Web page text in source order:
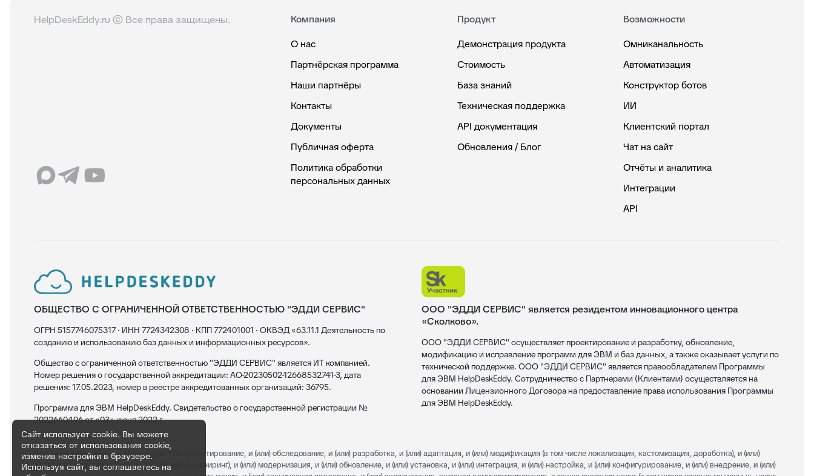
HelpDeskEddy.ru © Все права защищены.
Компания
О нас
Партнёрская программа
Наши партнёры
Контакты
Документы
Публичная оферта
Политика обработки
персональных данных
Продукт
Демонстрация продукта
Стоимость
База знаний
Техническая поддержка
API документация
Обновления / Блог
Возможности
Омниканальность
Автоматизация
Конструктор ботов
ИИ
Клиентский портал
Чат на сайт
Отчёты и аналитика
Интеграции
API
ОБЩЕСТВО С ОГРАНИЧЕННОЙ ОТВЕТСТВЕННОСТЬЮ "ЭДДИ СЕРВИС"
ОГРН 5157746075317 · ИНН 7724342308 · КПП 772401001 · ОКВЭД «63.11.1 Деятельность по
созданию и использованию баз данных и информационных ресурсов».
Общество с ограниченной ответственностью "ЭДДИ СЕРВИС" является ИТ компанией.
Номер решения о государственной аккредитации: АО-20230502-12668532741-3, дата
решения: 17.05.2023, номер в реестре аккредитованных организаций: 36795.
Программа для ЭВМ HelpDeskEddy. Свидетельство о государственной регистрации №
2022660496 от «03» июня 2022 г.
ООО "ЭДДИ СЕРВИС" является резидентом инновационного центра
«Сколково».
ООО "ЭДДИ СЕРВИС" осуществляет проектирование и разработку, обновление,
модификацию и исправление программ для ЭВМ и баз данных, а также оказывает услуги по
технической поддержке. ООО "ЭДДИ СЕРВИС" является правообладателем Программы
для ЭВМ HelpDeskEddy. Сотрудничество с Партнерами (Клиентами) осуществляется на
основании Лицензионного Договора на предоставление права использования Программы
для ЭВМ HelpDeskEddy.
Код вида деятельности Минцифры 1.01
Проектирование, и (или) обследование, и (или) разработка, и (или) адаптация, и (или) модификация (в том числе локализация, кастомизация, доработка), и (или)
обратное проектирование (реверсивный инжиниринг), и (или) модернизация, и (или) обновление, и (или) установка, и (или) интеграция, и (или) настройка, и (или) конфигурирование, и (или) внедрение, и (или)
Сайт использует cookie. Вы можете
отказаться от использования cookie,
изменив настройки в браузере.
Используя сайт, вы соглашаетесь на